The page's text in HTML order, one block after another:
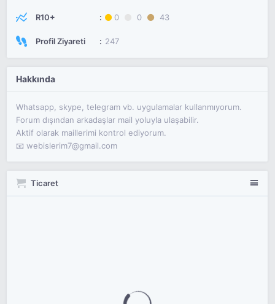
R10+ 0 0 43
Profil Ziyareti 247
Hakkında
Whatsapp, skype, telegram vb. uygulamalar kullanmıyorum.
Forum dışından arkadaşlar mail yoluyla ulaşabilir.
Aktif olarak maillerimi kontrol ediyorum.
📧 webislerim7@gmail.com
Ticaret